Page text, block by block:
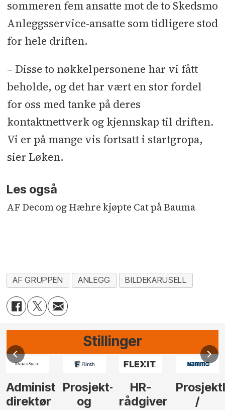
sommeren fem ansatte mot de to Skedsmo
Anleggsservice-ansatte som tidligere stod
for hele driften.
– Disse to nøkkelpersonene har vi fått
beholde, og det har vært en stor fordel
for oss med tanke på deres
kontaktnettverk og kjennskap til driften.
Vi er på mange vis fortsatt i startgropa,
sier Løken.
Les også
AF Decom og Hæhre kjøpte Cat på Bauma
AF GRUPPEN ANLEGG BILDEKARUSELL
Stillinger
Administrerende
direktør
Prosjekt-
og
HR-
rådgiver
/